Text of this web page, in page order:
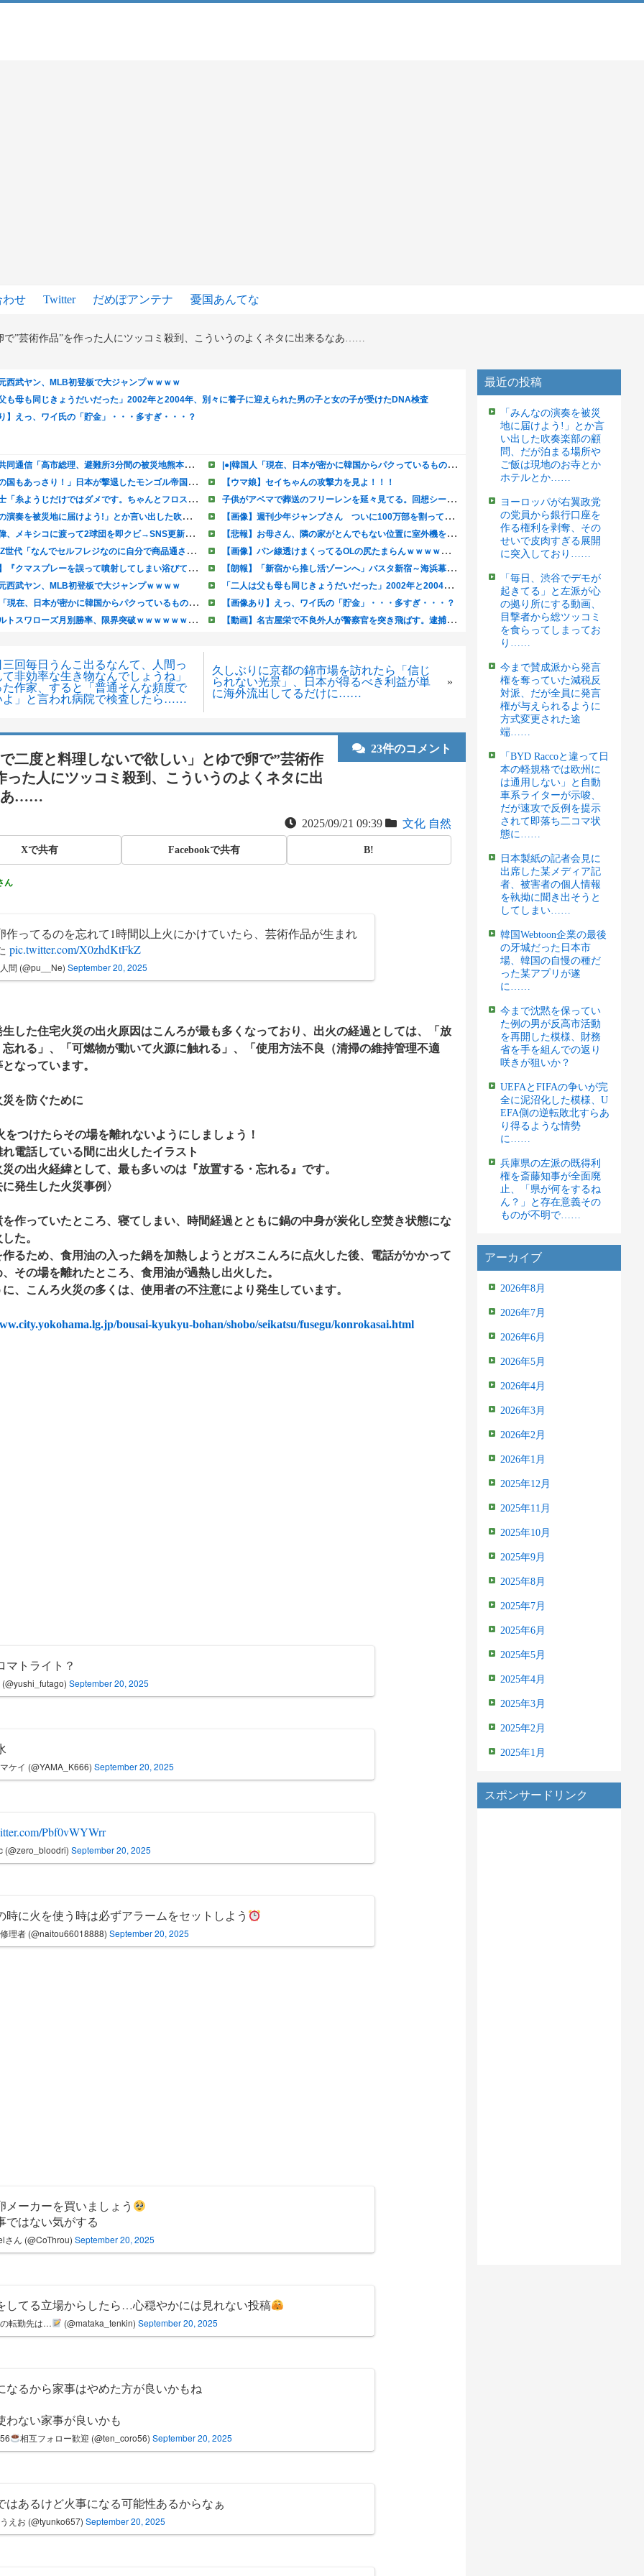
わせ Twitter だめぽアンテナ 憂国あんてな
で”芸術作品”を作った人にツッコミ殺到、こういうのよくネタに出来るなあ……
三回毎日うんこ出るなんて、人間っ
非効率な生き物なんでしょうね」
た作家、すると「普通そんな頻度で
よ」と言われ病院で検査したら……
久しぶりに京都の錦市場を訪れたら「信じ
られない光景」、日本が得るべき利益が単
に海外流出してるだけに……
»
23件のコメント
で二度と料理しないで欲しい」とゆで卵で”芸術作
った人にツッコミ殺到、こういうのよくネタに出
あ……
2025/09/21 09:39 文化 自然
Xで共有 Facebookで共有 B!
ん
作ってるのを忘れて1時間以上火にかけていたら、芸術作品が生まれ
pic.twitter.com/X0zhdKtFkZ
間 (@pu__Ne) September 20, 2025
生した住宅火災の出火原因はこんろが最も多くなっており、出火の経過としては、「放
れる」、「可燃物が動いて火源に触れる」、「使用方法不良（清掃の維持管理不適
なっています。
災を防ぐために
つけたらその場を離れないようにしましょう！
れ電話している間に出火したイラスト
災の出火経緯として、最も多いのは『放置する・忘れる』です。
発生した火災事例〉
を作っていたところ、寝てしまい、時間経過とともに鍋の中身が炭化し空焚き状態にな
た。
るため、食用油の入った鍋を加熱しようとガスこんろに点火した後、電話がかかって
、その場を離れたところ、食用油が過熱し出火した。
に、こんろ火災の多くは、使用者の不注意により発生しています。
bousai-kyukyu-bohan/shobo/seikatsu/fusegu/konrokasai.html
マトライト？
September 20, 2025
ケイ (@YAMA_K666) September 20, 2025
Pbf0vWYWrr
(@zero_bloodri) September 20, 2025
時に火を使う時は必ずアラームをセットしよう
理者 (@naitou66018888) September 20, 2025
メーカーを買いましょう
ではない気がする
ん (@CoThrou) September 20, 2025
してる立場からしたら…心穏やかには見れない投稿
転勤先は… (@mataka_tenkin) September 20, 2025
なるから家事はやめた方が良いかもね
わない家事が良いかも
相互フォロー歓迎 (@ten_coro56) September 20, 2025
はあるけど火事になる可能性あるからなぁ
えお (@tyunko657) September 20, 2025
最近の投稿
「みんなの演奏を被災
地に届けよう!」とか言
い出した吹奏楽部の顧
問、だが泊まる場所や
ご飯は現地のお寺とか
ホテルとか……
ヨーロッパが右翼政党
の党員から銀行口座を
作る権利を剥奪、その
せいで皮肉すぎる展開
に突入しており……
「毎日、渋谷でデモが
起きてる」と左派が心
の拠り所にする動画、
目撃者から総ツッコミ
を食らってしまってお
り……
今まで賛成派から発言
権を奪っていた減税反
対派、だが全員に発言
権が与えられるように
方式変更された途
端……
「BYD Raccoと違って日
本の軽規格では欧州に
は通用しない」と自動
車系ライターが示唆、
だが速攻で反例を提示
されて即落ち二コマ状
態に……
日本製紙の記者会見に
出席した某メディア記
者、被害者の個人情報
を執拗に聞き出そうと
してしまい……
韓国Webtoon企業の最後
の牙城だった日本市
場、韓国の自慢の種だ
った某アプリが遂
に……
今まで沈黙を保ってい
た例の男が反高市活動
を再開した模様、財務
省を手を組んでの返り
咲きが狙いか？
UEFAとFIFAの争いが完
全に泥沼化した模様、U
EFA側の逆転敗北すらあ
り得るような情勢
に……
兵庫県の左派の既得利
権を斎藤知事が全面廃
止、「県が何をするね
ん？」と存在意義その
ものが不明で……
アーカイブ
2026年8月
2026年7月
2026年6月
2026年5月
2026年4月
2026年3月
2026年2月
2026年1月
2025年12月
2025年11月
2025年10月
2025年9月
2025年8月
2025年7月
2025年6月
2025年5月
2025年4月
2025年3月
2025年2月
2025年1月
スポンサードリンク